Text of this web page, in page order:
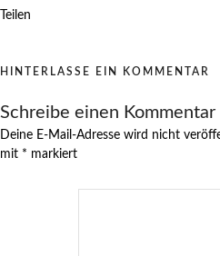
Teilen
HINTERLASSE EIN KOMMENTAR
Schreibe einen Kommentar
Deine E-Mail-Adresse wird nicht
mit * markiert